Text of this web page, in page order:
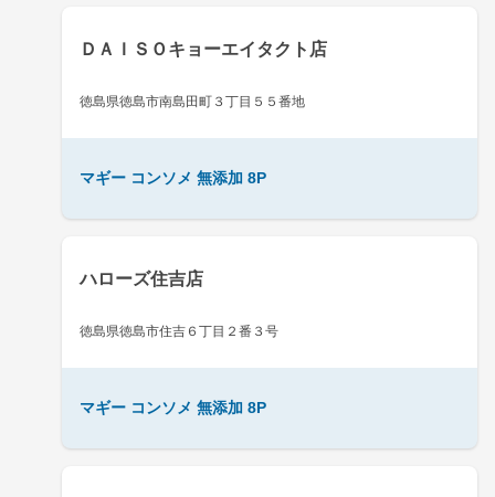
ＤＡＩＳＯキョーエイタクト店
徳島県徳島市南島田町３丁目５５番地
マギー コンソメ 無添加 8P
ハローズ住吉店
徳島県徳島市住吉６丁目２番３号
マギー コンソメ 無添加 8P